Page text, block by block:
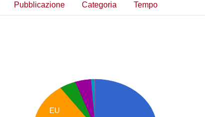
Pubblicazione Categoria Tempo
EU